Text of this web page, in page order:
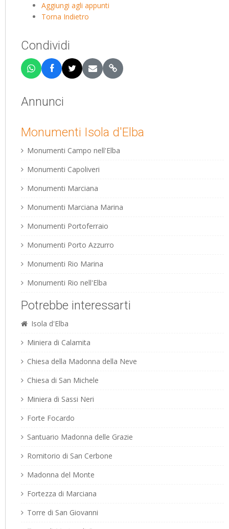
Aggiungi agli appunti
Torna Indietro
Condividi
Annunci
Monumenti Isola d'Elba
Monumenti Campo nell'Elba
Monumenti Capoliveri
Monumenti Marciana
Monumenti Marciana Marina
Monumenti Portoferraio
Monumenti Porto Azzurro
Monumenti Rio Marina
Monumenti Rio nell'Elba
Potrebbe interessarti
Isola d'Elba
Miniera di Calamita
Chiesa della Madonna della Neve
Chiesa di San Michele
Miniera di Sassi Neri
Forte Focardo
Santuario Madonna delle Grazie
Romitorio di San Cerbone
Madonna del Monte
Fortezza di Marciana
Torre di San Giovanni